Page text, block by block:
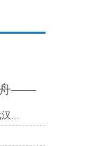
舟——
...